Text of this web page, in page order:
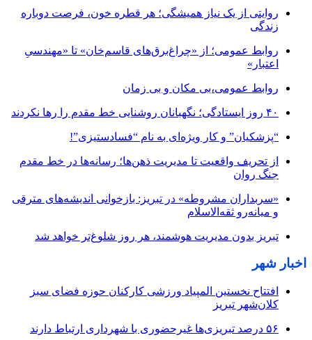
روایتی از یک نیاز همیشگی؛ هر قطره خون، فرصت دوباره
زندگی
روابط عمومی؛ از «چراغ‌برق‌های قاسم‌خان» تا «مهندسیِ
اعتبار»
روابط عمومی،بی مکان و بی زمان
۴۰ روز ایستادگی؛ نگهبانان روشنایی خط مقدم را رها نکردند
“پزشکیان” و کار ویژه‌ای به نام “فسادستیزی”!
از تحریف واقعیت تا مدیریت ذهن‌ها؛ رسانه‌ها در خط مقدم
جنگ روان
«سربداران مشروطه» در تبریز: بازخوانی اندیشه‌های مترقی
و میانه‌رو ثقه‌الاسلام
تبریز بدون مدیریت هوشمند، هر روز شلوغ‌تر خواهد شد
اخبار شهر
افتتاح نخستین المپیاد ورزشی کارکنان حوزه فضای سبز
کلان‌شهر تبریز
۵۶ درصد تبریزی‌ها غیرحضوری با شهرداری ارتباط دارند